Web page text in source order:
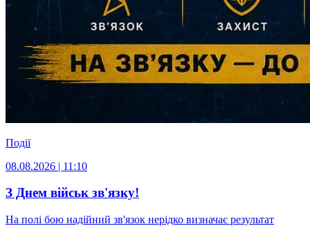
Події
08.08.2026 | 11:10
З Днем військ зв'язку!
На полі бою надійний зв'язок нерідко визначає результат